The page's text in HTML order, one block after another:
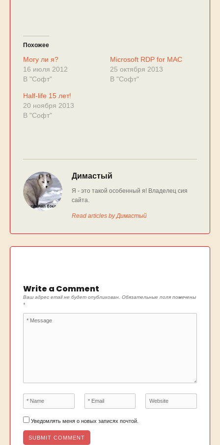
Похожее
Могу ли я?
16 июля 2012
В "Софт"
Microsoft RDP for MAC
25 октября 2013
В "Софт"
Half-life 15 лет!
20 ноября 2013
В "Софт"
Димастый
Я - это такой особенный я! Владелец сия
сайта.
Read articles by Димастый
Write a Comment
Ваш адрес email не будет опубликован. Обязательные поля помечены
*
Уведомлять меня о новых записях почтой.